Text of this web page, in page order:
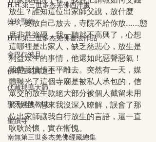
H.H.第三世多杰羌佛西洋畫
拉珍聖德
H.H.第三世多杰羌佛書法作品
金巴仁波且
佛母玉花壽之王
伏藏那瑪大師
聖天湖佛教城
聖蹟寺
南無第三世多杰羌佛經藏總集
放生？誰知這位出家師父說，放什麼
生，要放自己放去，寺院不給你放……態
度非常強硬，我一聽就不高興了，心想
這哪裡是出家人，缺乏慈悲心，放生是
利益眾生的事情，他還如此惡聲惡氣！
我帶著憤憤不平離去。突然有一天，媒
體曝光了這個寺廟是被私人承包的，信
眾交的放生款絕大部分被個人截留未用
於放生。想來我沒深入瞭解，誤會了那
位出家師讓我自行放生的言語，還一直
耿耿於懷，實在慚愧。